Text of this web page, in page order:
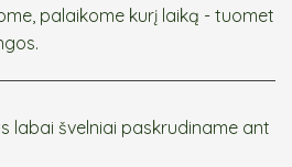
palaikome kurį laiką - tuomet
labai švelniai paskrudiname ant